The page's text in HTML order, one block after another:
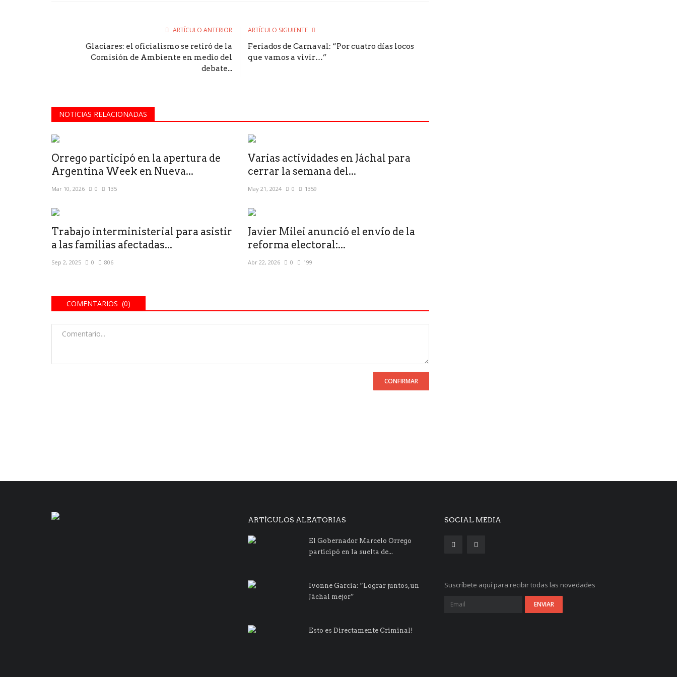
ARTÍCULO ANTERIOR
Glaciares: el oficialismo se retiró de la
Comisión de Ambiente en medio del
debate...
ARTÍCULO SIGUIENTE
Feriados de Carnaval: “Por cuatro días locos
que vamos a vivir…”
NOTICIAS RELACIONADAS
Orrego participó en la apertura de
Argentina Week en Nueva...
Mar 10, 2026 0 135
Varias actividades en Jáchal para
cerrar la semana del...
May 21, 2024 0 1359
Trabajo interministerial para asistir
a las familias afectadas...
Sep 2, 2025 0 806
Javier Milei anunció el envío de la
reforma electoral:...
Abr 22, 2026 0 199
COMENTARIOS (0)
CONFIRMAR
ARTÍCULOS ALEATORIAS
El Gobernador Marcelo Orrego
participó en la suelta de...
Ivonne García: “Lograr juntos, un
Jáchal mejor”
Esto es Directamente Criminal!
SOCIAL MEDIA
Suscríbete aquí para recibir todas las novedades